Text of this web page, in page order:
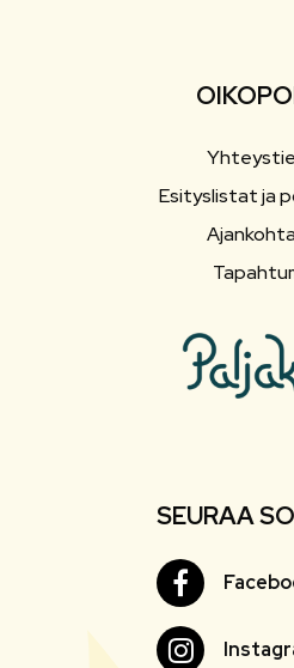
Esityslistat ja
SEURAA
Facebook
Instagram